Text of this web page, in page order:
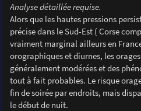
Analyse détaillée requise.
Alors que les hautes pressions
précise dans le Sud-Est ( Corse
vraiment marginal ailleurs en
orographiques et diurnes, les
généralement modérées et des
tout à fait probables. Le risque
fin de soirée par endroits, mais
le début de nuit.